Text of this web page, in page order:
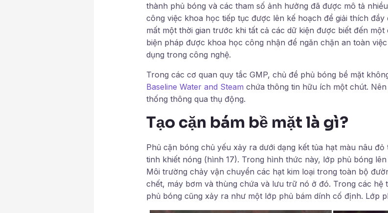
thành phủ bóng và các tham số ảnh hưởng đã được mô tả
công việc khoa học tiếp tục được lên kế hoạch để giải thích
mất một thời gian trước khi tất cả các dữ kiện được biết đến
biện pháp được khoa học công nhận để ngăn chặn an toàn
dụng trong công nghệ.
Trong các cơ quan quy tắc GMP, chủ đề phủ bóng bề mặt
Baseline Water and Steam chứa thông tin hữu ích một chút.
thống thông qua thụ động.
Tạo cặn bám bề mặt là gì?
Phủ cặn bóng chủ yếu xảy ra dưới dạng kết tủa hạt màu nâu
tinh khiết nóng (hình 17). Trong hình thức này, lớp phủ bóng
Môi trường chảy vận chuyển các hạt kim loại trong toàn bộ
chết, máy bơm và thùng chứa và lưu trữ nó ở đó. Trong các hệ
phủ bóng cũng xảy ra như một lớp phủ bám dính cố định. Lớp